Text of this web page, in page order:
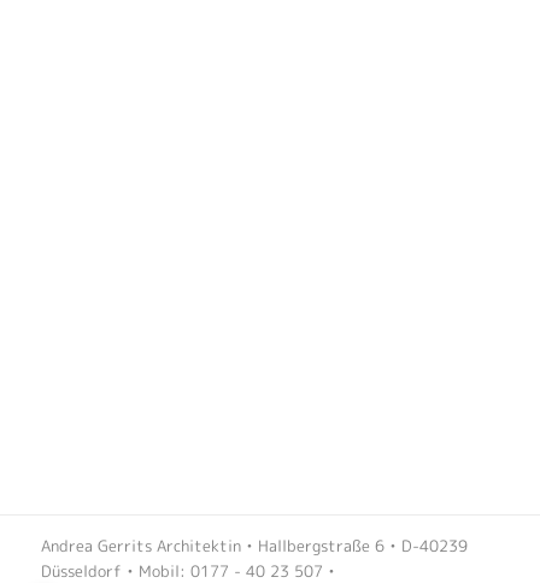
Andrea Gerrits Architektin • Hallbergstraße 6 • D-40239
Düsseldorf • Mobil: 0177 - 40 23 507 •